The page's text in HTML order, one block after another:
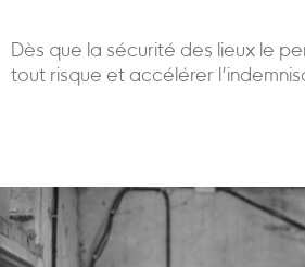
Dès que la sécurité des lieux le
tout risque et accélérer